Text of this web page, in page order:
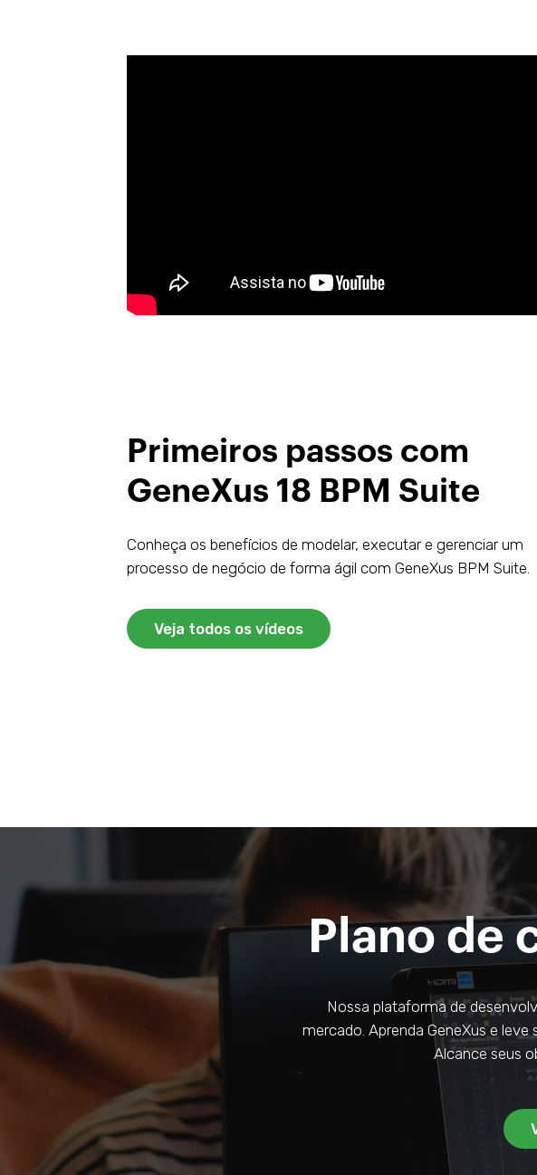
Primeiros passos com
GeneXus 18 BPM Suite
Conheça os benefícios de modelar, executar e gerenciar um
processo de negócio de forma ágil com GeneXus BPM Suite.
Veja todos os vídeos
Plano de
Nossa plataforma de
mercado. Aprenda GeneXus e
Alcance seus